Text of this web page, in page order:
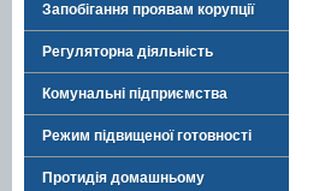
Запобігання проявам корупції
Регуляторна діяльність
Комунальні підприємства
Режим підвищеної готовності
Протидія домашньому